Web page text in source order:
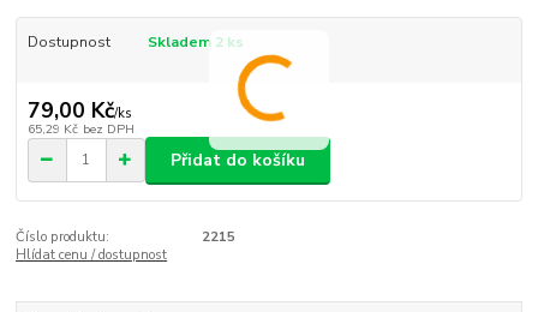
Dostupnost Skladem 2 ks
79,00 Kč/ks
65,29 Kč bez DPH
Přidat do košíku
Číslo produktu:
2215
Hlídat cenu / dostupnost